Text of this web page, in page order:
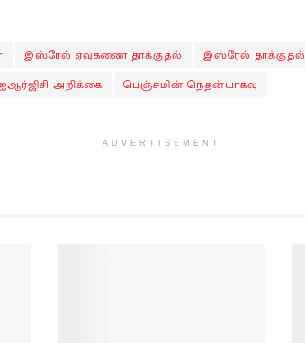
இஸ்ரேல் ஏவுகணை தாக்குதல் இஸ்ரேல் தாக்குதல்
அறிக்கை பெஞ்சமின் நெதன்யாகவு
ADVERTISEMENT